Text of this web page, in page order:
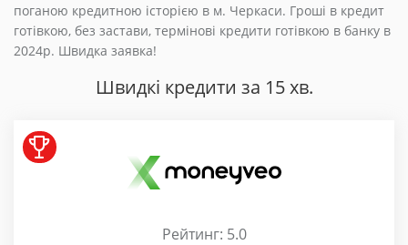
поганою кредитною історією в м. Черкаси. Гроші в кредит
готівкою, без застави, термінові кредити готівкою в банку в
2024р. Швидка заявка!
Швидкі кредити за 15 хв.
Рейтинг: 5.0